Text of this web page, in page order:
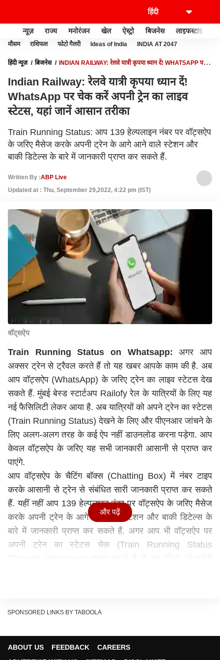
न्यूज़ राज्य मनोरंजन खेल ऐस्ट्रो बिजनेस लाइफस्टाइल
मौसम राशिफल फोटो गैलरी Ideas of India INDIA AT 2047
हिंदी न्यूज़ बिजनेस
INDIAN RAILWAY: रेलवे यात्री कृपया ध्यान दें! WHATSAPP पर
Indian Railway: रेलवे यात्री कृपया ध्यान दें!
WhatsApp पर चेक करें अपनी ट्रेन का लाइव
स्टेटस, यहां जानें आसान तरीका
Train Running Status: आप 139 हेल्पलाइन नंबर पर वॉट्सऐप
के जरिए मैसेज करके अपनी ट्रेन के आगे आने वाले स्टेशन और
बाकी डिटेल्स के बारे में जानकारी प्राप्त कर सकते हैं.
Written By :ABP Live
Updated at : Thu, September 29,2022, 4:22 pm (IST)
वॉट्सऐप
Train Running Status on Whatsapp: अगर आप
अक्सर ट्रेन से ट्रैवल करते हैं तो यह खबर आपके काम की है. अब
आप वॉट्सऐप (WhatsApp) के जरिए ट्रेन का लाइव स्टेटस देख
सकते हैं. मुंबई बेस्ड स्टार्टअप Railofy रेल के यात्रियों के लिए यह
नई फैसिलिटी लेकर आया है. अब यात्रियों को अपने ट्रेन का स्टेटस
(Train Running Status) देखने के लिए और पीएनआर जांचने के
लिए अलग-अलग तरह के कई ऐप नहीं डाउनलोड करना पड़ेगा. आप
केवल वॉट्सऐप के जरिए यह सभी जानकारी आसानी से प्राप्त कर
पाएंगे.
आप वॉट्सऐप के चैटिंग बॉक्स (Chatting Box) में नंबर टाइप
करके आसानी से ट्रेन से संबंधित सारी जानकारी प्राप्त कर सकते
हैं. यहीं नहीं आप 139 हेल्पलाइन नंबर पर वॉट्सऐप के जरिए मैसेज
करके अपनी ट्रेन के आगे आने वाले स्टेशन और बाकी डिटेल्स के
बारे में जानकारी प्राप्त कर सकते हैं. अगर आप भी वॉट्सऐप पर
अपनी ट्रेन का स्टेटस चेक (Train Running Status
अपने मोबाइल के कांटेक्ट लिस्ट सेव करें.
और पढ़ें
SPONSORED LINKS BY TABOOLA
ABOUT US FEEDBACK
CAREERS